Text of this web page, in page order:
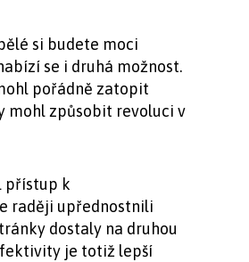
si budete moci
se i druhá možnost.
pořádně zatopit
mohl způsobit revoluci v
přístup k
raději upřednostnili
dostaly na druhou
je totiž lepší